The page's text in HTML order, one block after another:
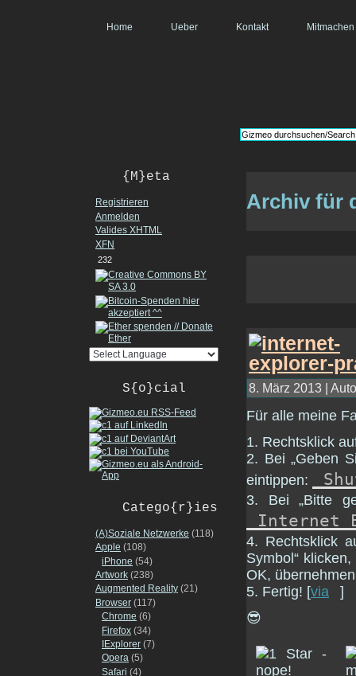
Home Ueber Kontakt Mitmachen
{M}eta
Registrieren
Anmelden
Valides XHTML
XFN
232
S{o}cial
Catego{r}ies
(A)Soziale Netzwerke (118)
Apple (108)
iPhone (54)
Artwork (238)
Augmented Reality (21)
Browser (117)
Chrome (6)
Firefox (34)
IExplorer (7)
Opera (5)
Safari (4)
Archiv für
8. März 2013 |
Für alle meine
1. Rechtsklick
2. Bei „Geben
eintippen:
3. Bei „Bitte
Internet
4. Rechtsklick
Symbol“
OK,
5. Fertig! [via
]
😎